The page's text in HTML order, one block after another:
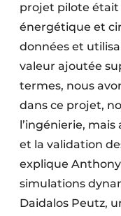
projet pilote était
énergétique et
données et
valeur ajoutée
termes, nous
dans ce projet,
l’ingénierie,
et la validation
explique Anthony
simulations
Daidalos Peutz,